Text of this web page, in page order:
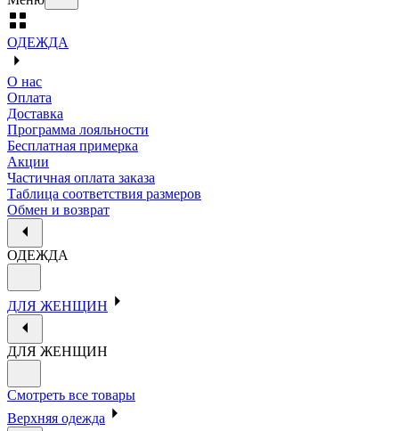
ОДЕЖДА
О нас
Оплата
Доставка
Программа лояльности
Бесплатная примерка
Акции
Частичная оплата заказа
Таблица соответствия размеров
Обмен и возврат
ОДЕЖДА
ДЛЯ ЖЕНЩИН
ДЛЯ ЖЕНЩИН
Смотреть все товары
Верхняя одежда